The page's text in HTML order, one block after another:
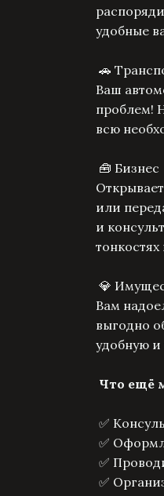
удобные
🚗
Ваш
проблем!
всю
🧰 Бизнес
или
и
💎
Вам
выгодно
удобную
Что ещё
✅
✅
✅
✅